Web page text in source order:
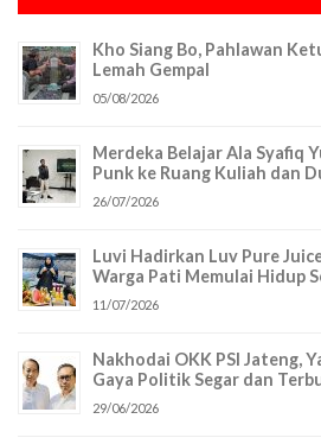
Kho Siang Bo, Pahlawan
Lemah Gempal
05/08/2026
Merdeka Belajar Ala Syafiq
Punk ke Ruang Kuliah dan
26/07/2026
Luvi Hadirkan Luv Pure
Warga Pati Memulai Hidup
11/07/2026
Nakhodai OKK PSI Jateng,
Gaya Politik Segar dan
29/06/2026